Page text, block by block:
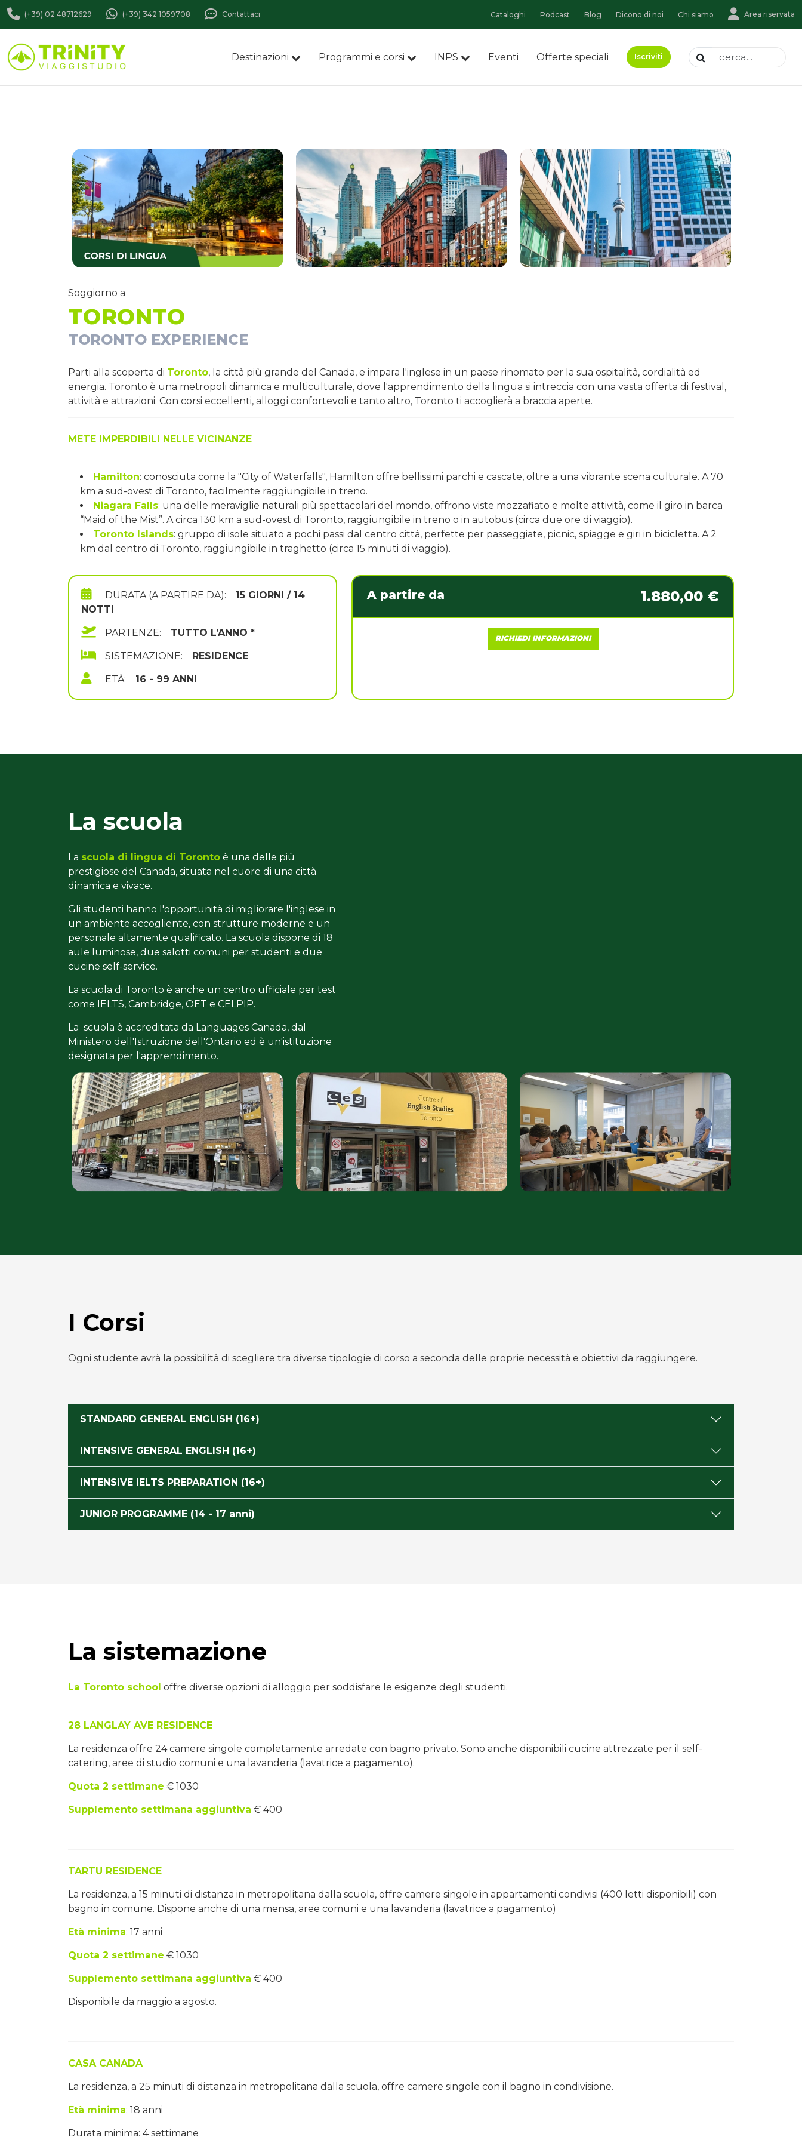
(+39) 02 48712629 (+39) 342 1059708 Contattaci Cataloghi Podcast Blog Dicono di noi Chi siamo Area riservata
Destinazioni Programmi e corsi INPS Eventi Offerte speciali Iscriviti
Soggiorno a
TORONTO
TORONTO EXPERIENCE
Parti alla scoperta di Toronto, la città più grande del Canada, e impara l'inglese in un paese rinomato per la sua ospitalità, cordialità ed
energia. Toronto è una metropoli dinamica e multiculturale, dove l'apprendimento della lingua si intreccia con una vasta offerta di festival,
attività e attrazioni. Con corsi eccellenti, alloggi confortevoli e tanto altro, Toronto ti accoglierà a braccia aperte.
METE IMPERDIBILI NELLE VICINANZE
Hamilton: conosciuta come la "City of Waterfalls", Hamilton offre bellissimi parchi e cascate, oltre a una vibrante scena culturale. A 70
km a sud-ovest di Toronto, facilmente raggiungibile in treno.
Niagara Falls: una delle meraviglie naturali più spettacolari del mondo, offrono viste mozzafiato e molte attività, come il giro in barca
“Maid of the Mist”. A circa 130 km a sud-ovest di Toronto, raggiungibile in treno o in autobus (circa due ore di viaggio).
Toronto Islands: gruppo di isole situato a pochi passi dal centro città, perfette per passeggiate, picnic, spiagge e giri in bicicletta. A 2
km dal centro di Toronto, raggiungibile in traghetto (circa 15 minuti di viaggio).
DURATA (A PARTIRE DA):
15 GIORNI / 14
NOTTI
PARTENZE: TUTTO L’ANNO *
SISTEMAZIONE: RESIDENCE
ETÀ: 16 - 99 ANNI
A partire da 1.880,00 €
RICHIEDI INFORMAZIONI
La scuola
La scuola di lingua di Toronto è una delle più
prestigiose del Canada, situata nel cuore di una città
dinamica e vivace.
Gli studenti hanno l'opportunità di migliorare l'inglese in
un ambiente accogliente, con strutture moderne e un
personale altamente qualificato. La scuola dispone di 18
aule luminose, due salotti comuni per studenti e due
cucine self-service.
La scuola di Toronto è anche un centro ufficiale per test
come IELTS, Cambridge, OET e CELPIP.
La scuola è accreditata da Languages Canada, dal
Ministero dell'Istruzione dell'Ontario ed è un'istituzione
designata per l'apprendimento.
I Corsi
Ogni studente avrà la possibilità di scegliere tra diverse tipologie di corso a seconda delle proprie necessità e obiettivi da raggiungere.
STANDARD GENERAL ENGLISH (16+)
INTENSIVE GENERAL ENGLISH (16+)
INTENSIVE IELTS PREPARATION (16+)
JUNIOR PROGRAMME (14 - 17 anni)
La sistemazione
La Toronto school offre diverse opzioni di alloggio per soddisfare le esigenze degli studenti.
28 LANGLAY AVE RESIDENCE
La residenza offre 24 camere singole completamente arredate con bagno privato. Sono anche disponibili cucine attrezzate per il self-
catering, aree di studio comuni e una lavanderia (lavatrice a pagamento).
Quota 2 settimane € 1030
Supplemento settimana aggiuntiva € 400
TARTU RESIDENCE
La residenza, a 15 minuti di distanza in metropolitana dalla scuola, offre camere singole in appartamenti condivisi (400 letti disponibili) con
bagno in comune. Dispone anche di una mensa, aree comuni e una lavanderia (lavatrice a pagamento)
Età minima: 17 anni
Quota 2 settimane € 1030
Supplemento settimana aggiuntiva € 400
Disponibile da maggio a agosto.
CASA CANADA
La residenza, a 25 minuti di distanza in metropolitana dalla scuola, offre camere singole con il bagno in condivisione.
Età minima: 18 anni
Durata minima: 4 settimane